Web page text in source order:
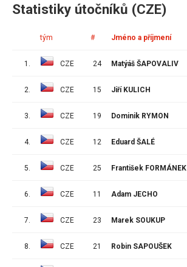
Statistiky útočníků (CZE)
tým # Jméno a příjmení
1. CZE 24 Matýáš ŠAPOVALIV
2. CZE 15 Jiří KULICH
3. CZE 19 Dominik RYMON
4. CZE 12 Eduard ŠALÉ
5. CZE 25 František FORMÁNEK
6. CZE 11 Adam JECHO
7. CZE 23 Marek SOUKUP
8. CZE 21 Robin SAPOUŠEK